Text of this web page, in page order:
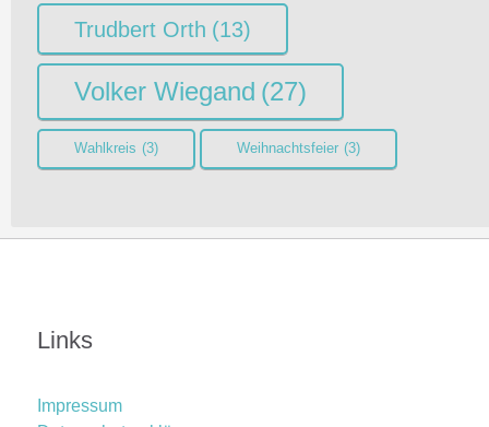
Trudbert Orth (13)
Volker Wiegand (27)
Wahlkreis (3) Weihnachtsfeier (3)
Links
Impressum